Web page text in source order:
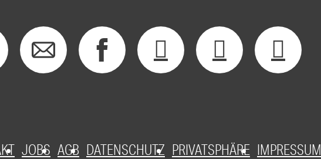
JOBS AGB DATENSCHUTZ PRIVATSPHÄRE IMPRESSUM